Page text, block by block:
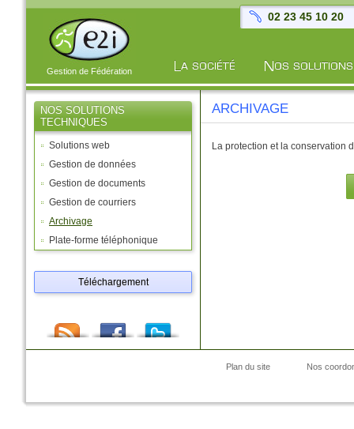
Gestion de Fédération
02 23 45 10 20
NOS SOLUTIONS
TECHNIQUES
Solutions web
Gestion de données
Gestion de documents
Gestion de courriers
Archivage
Plate-forme téléphonique
Téléchargement
ARCHIVAGE
La protection et la conservation
Plan du site Nos